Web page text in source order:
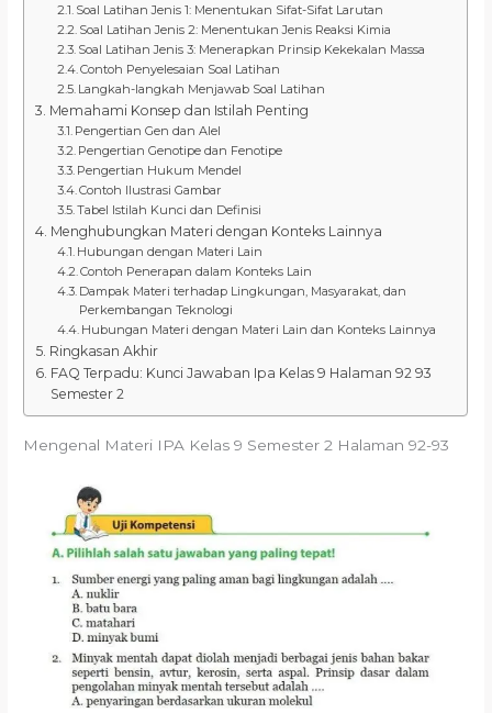
Soal Latihan Jenis 1: Menentukan Sifat-Sifat Larutan
Soal Latihan Jenis 2: Menentukan Jenis Reaksi Kimia
Soal Latihan Jenis 3: Menerapkan Prinsip Kekekalan Massa
Contoh Penyelesaian Soal Latihan
Langkah-langkah Menjawab Soal Latihan
Memahami Konsep dan Istilah Penting
Pengertian Gen dan Alel
Pengertian Genotipe dan Fenotipe
Pengertian Hukum Mendel
Contoh Ilustrasi Gambar
Tabel Istilah Kunci dan Definisi
Menghubungkan Materi dengan Konteks Lainnya
Hubungan dengan Materi Lain
Contoh Penerapan dalam Konteks Lain
Dampak Materi terhadap Lingkungan, Masyarakat, dan
Perkembangan Teknologi
Hubungan Materi dengan Materi Lain dan Konteks Lainnya
Ringkasan Akhir
FAQ Terpadu: Kunci Jawaban Ipa Kelas 9 Halaman 92 93
Semester 2
Mengenal Materi IPA Kelas 9 Semester 2 Halaman 92-93